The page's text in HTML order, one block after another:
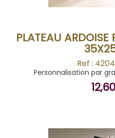
PLATEAU ARDOISE
Ref :
Personnalisation par